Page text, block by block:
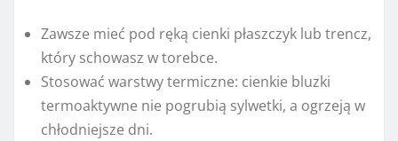
Zawsze mieć pod ręką cienki płaszczyk lub trencz,
który schowasz w torebce.
Stosować warstwy termiczne: cienkie bluzki
termoaktywne nie pogrubią sylwetki, a ogrzeją w
chłodniejsze dni.